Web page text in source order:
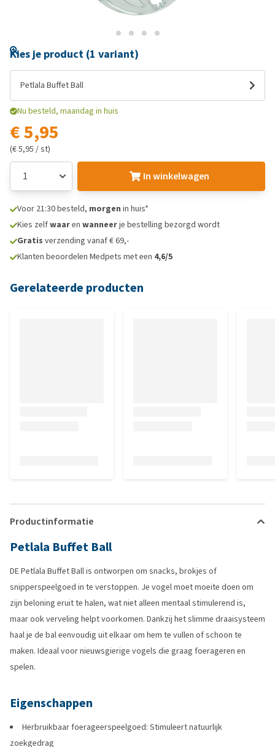
Kies je product (1 variant)
Petlala Buffet Ball
Nu besteld, maandag in huis
€ 5,95
(€ 5,95 / st)
In winkelwagen
Voor 21:30 besteld, morgen in huis*
Kies zelfwaaren wanneerje bestelling bezorgd wordt
Gratis verzending vanaf € 69,-
Klanten beoordelen Medpets met een 4,6/5
Gerelateerde producten
Productinformatie
Petlala Buffet Ball
DE Petlala Buffet Ball is ontworpen om snacks, brokjes of
snipperspeelgoed in te verstoppen. Je vogel moet moeite doen om
zijn beloning eruit te halen, wat niet alleen mentaal stimulerend is,
maar ook verveling helpt voorkomen. Dankzij het slimme draaisysteem
haal je de bal eenvoudig uit elkaar om hem te vullen of schoon te
maken. Ideaal voor nieuwsgierige vogels die graag foerageren en
spelen.
Eigenschappen
Herbruikbaar foerageerspeelgoed: Stimuleert natuurlijk
zoekgedrag